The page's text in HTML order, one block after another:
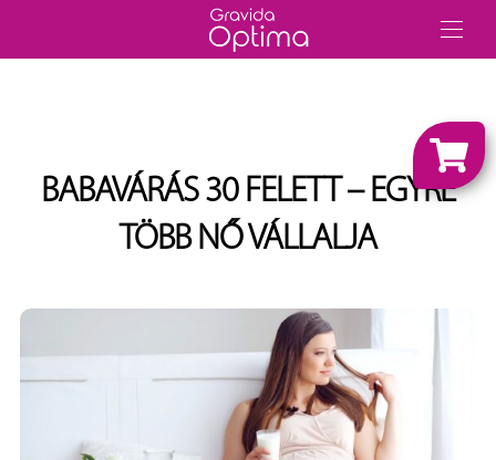
BABAVÁRÁS 30 FELETT – EGYRE
TÖBB NŐ VÁLLALJA